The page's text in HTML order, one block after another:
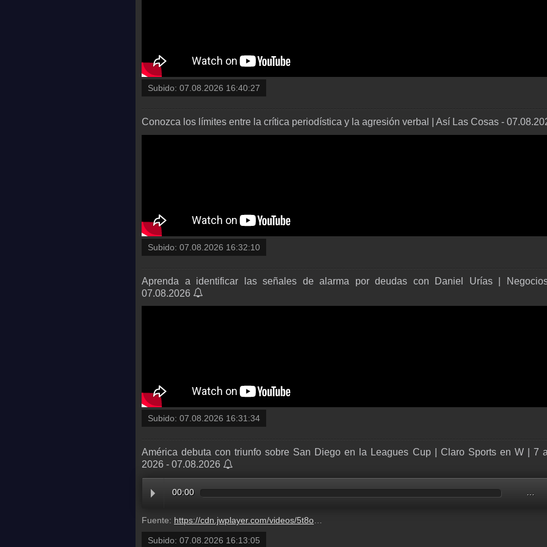
Subido: 07.08.2026 16:40:27
Conozca los límites entre la crítica periodística y la agresión verbal | Así Las Cosas -
Subido: 07.08.2026 16:32:10
Aprenda a identificar las señales de alarma por deudas con Daniel Urías |
07.08.2026
Subido: 07.08.2026 16:31:34
América debuta con triunfo sobre San Diego en la Leagues Cup | Claro Sports en W | 7
2026 - 07.08.2026
00:00
Fuente: https://cdn.jwplayer.com/videos/5t8oZn6P-v8lcMhgX.m4a
Subido: 07.08.2026 16:13:05